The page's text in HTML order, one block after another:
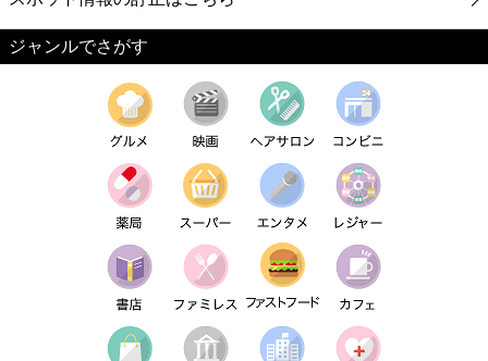
ジャンルでさがす